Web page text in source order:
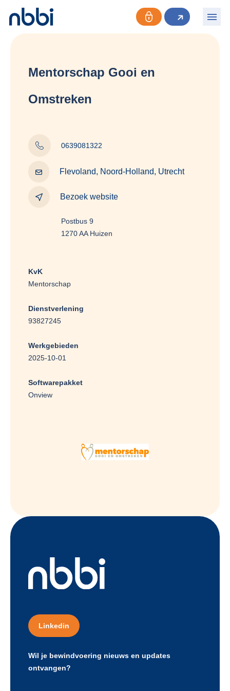
Mentorschap Gooi en
Omstreken
0639081322
Flevoland, Noord-Holland, Utrecht
Bezoek website
Postbus 9
1270 AA Huizen
KvK
Mentorschap
Dienstverlening
93827245
Werkgebieden
2025-10-01
Softwarepakket
Onview
Linkedin
Wil je bewindvoering nieuws en updates
ontvangen?